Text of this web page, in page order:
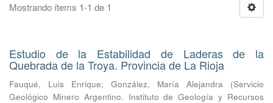
Mostrando ítems 1-1 de 1
Estudio de la Estabilidad de Laderas de la
Quebrada de la Troya. Provincia de La Rioja
Fauqué, Luis Enrique; González, María Alejandra (Servicio
Geológico Minero Argentino. Instituto de Geología y Recursos